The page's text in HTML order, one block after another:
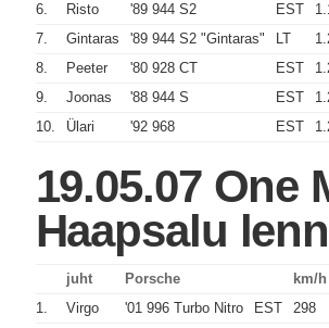
6.
Risto '89 944 S2 EST
7.
Gintaras '89 944 S2 "Gintaras" LT
8.
Peeter '80 928 CT EST
9.
Joonas '88 944 S EST
10.
Ülari '92 968 EST
19.05.07 One
Haapsalu
juht Porsche km/h
1.
Virgo '01 996 Turbo Nitro EST 298